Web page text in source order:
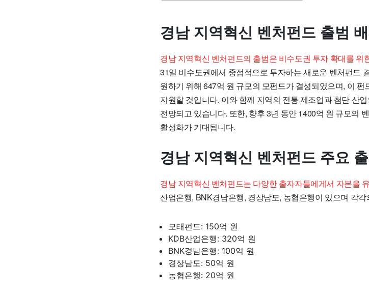
경남 지역혁신 벤처펀드 출범
경남 지역혁신 벤처펀드의 출범은 비수도권 투자 확대를 위
31일 비수도권에서 중점적으로 투자하는 새로운 벤처펀드
원하기 위해 647억 원 규모의 모펀드가 결성되었으며, 이
지원할 것입니다. 이와 함께 지역의 전통 제조업과 첨단 산
전망되고 있습니다. 또한, 향후 3년 동안 1400억 원 규모의
활성화가 기대됩니다.
경남 지역혁신 벤처펀드 주요
경남 지역혁신 벤처펀드는 다양한 출자자들에게서 자본을
산업은행, BNK경남은행, 경상남도, 농협은행이 있으며 각
모태펀드: 150억 원
KDB산업은행: 320억 원
BNK경남은행: 100억 원
경상남도: 50억 원
농협은행: 20억 원